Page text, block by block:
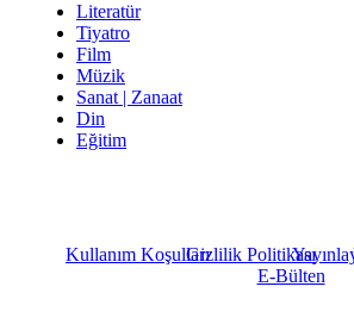
Literatür
Tiyatro
Film
Müzik
Sanat | Zanaat
Din
Eğitim
Kullanım KoşullarıGizlilik Politikası
E-Bülten